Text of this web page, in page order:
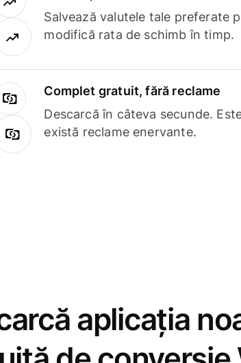
Salvează valutele tale preferate
modifică rata de schimb în timp.
Complet gratuit, fără reclame
Descarcă în câteva secunde.
există reclame enervante.
aplicația